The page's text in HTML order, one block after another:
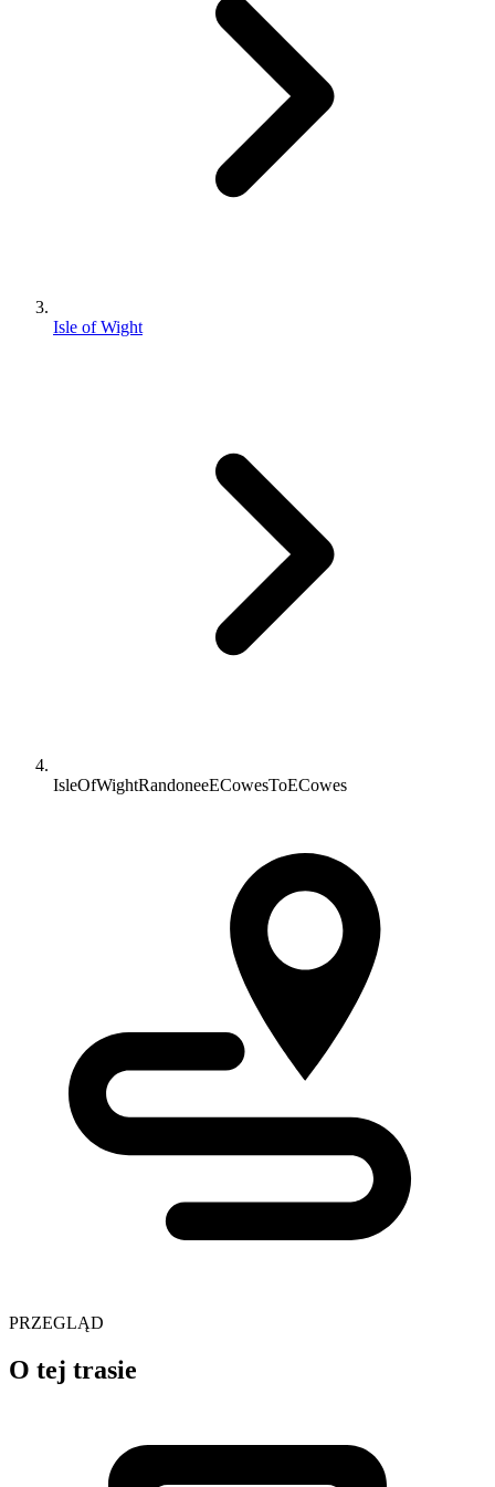
Isle of Wight
IsleOfWightRandoneeECowesToECowes
PRZEGLĄD
O tej trasie